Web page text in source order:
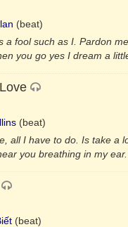
(beat)
a fool such as I. Pardon
you go yes I dream a
(beat)
all I have to do. Is take a
you breathing in my
(beat)